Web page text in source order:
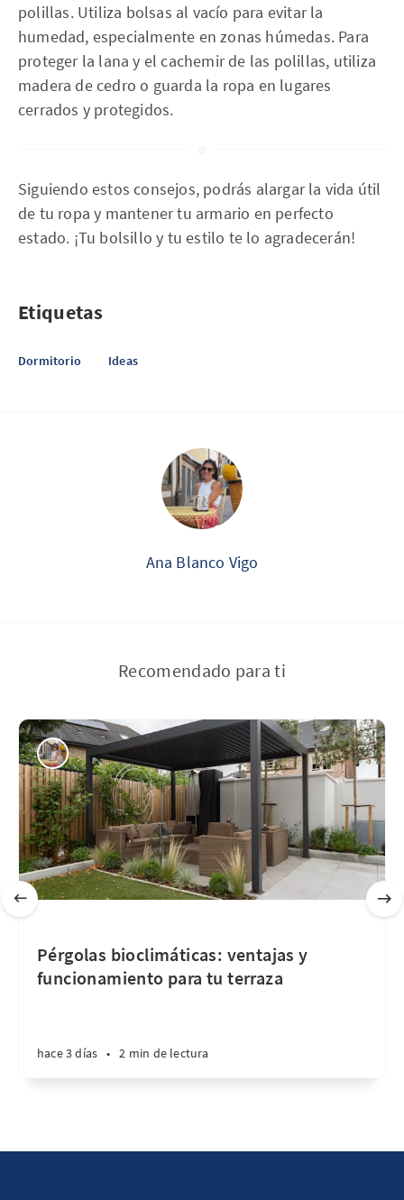
polillas. Utiliza bolsas al vacío para evitar la
humedad, especialmente en zonas húmedas. Para
proteger la lana y el cachemir de las polillas, utiliza
madera de cedro o guarda la ropa en lugares
cerrados y protegidos.
Siguiendo estos consejos, podrás alargar la vida útil
de tu ropa y mantener tu armario en perfecto
estado. ¡Tu bolsillo y tu estilo te lo agradecerán!
Etiquetas
Dormitorio Ideas
Ana Blanco Vigo
Recomendado para ti
Pérgolas bioclimáticas: ventajas y
funcionamiento para tu terraza
hace 3 días • 2 min de lectura